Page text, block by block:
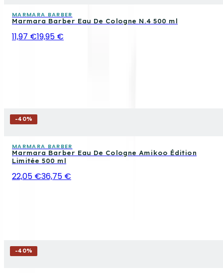
MARMARA BARBER
Marmara Barber Eau De Cologne N.4 500 ml
11,97 €19,95 €
-40%
MARMARA BARBER
Marmara Barber Eau De Cologne Amikoo Édition
Limitée 500 ml
22,05 €36,75 €
-40%